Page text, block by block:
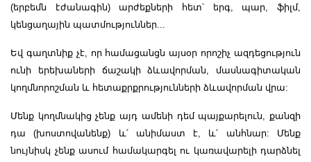
(երբեմն էժանագին) արժեքների հետ՝ երգ, պար, ֆիլմ,
կենցաղային պատմություններ...
Եվ գաղտնիք չէ, որ համացանցն այսօր որոշիչ ազդեցություն
ունի երեխաների ճաշակի ձևավորման, մասնագիտական
կողմնորոշման և հետաքրքրությունների ձևավորման վրա:
Մենք կողմնակից չենք այդ ամենի դեմ պայքարելուն, քանզի
դա (խոստովանենք) և՛ անիմաստ է, և՛ անհնար: Մենք
նույնիսկ չենք ասում համակարգել ու կառավարելի դարձնել